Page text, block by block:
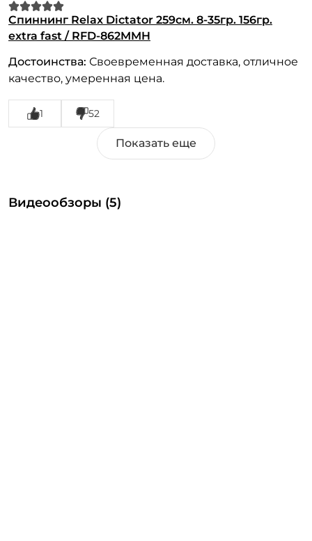
Спиннинг Relax Dictator 259см. 8-35гр. 156гр.
extra fast / RFD-862MMH
Достоинства: Своевременная доставка, отличное
качество, умеренная цена.
1 52
Видеообзоры (5)